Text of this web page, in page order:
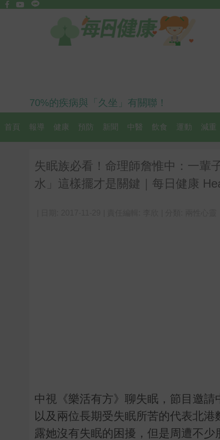
70%的疾病與「久坐」有關聯！
首頁 報導 健康 預防 新聞 中醫 飲食 運動 減重
失眠族必看！命理師詹惟中：一輩
水」這樣擺才是關鍵｜每日健康
中視《樂活有方》聊失眠，節目邀
以及兩位長期受失眠所苦的代表北
露她沒有失眠的困擾，但是周遭不